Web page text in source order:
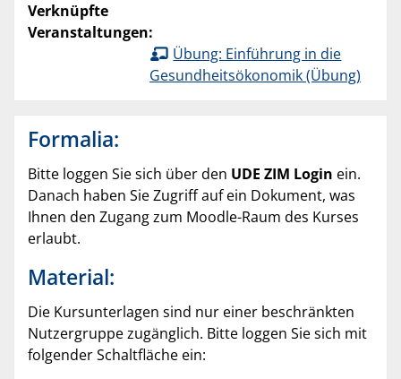
Verknüpfte
Veranstaltungen:
Übung: Einführung in die
Gesundheitsökonomik (Übung)
Formalia:
Bitte loggen Sie sich über den UDE ZIM Login ein.
Danach haben Sie Zugriff auf ein Dokument, was
Ihnen den Zugang zum Moodle-Raum des Kurses
erlaubt.
Material:
Die Kursunterlagen sind nur einer beschränkten
Nutzergruppe zugänglich. Bitte loggen Sie sich mit
folgender Schaltfläche ein: